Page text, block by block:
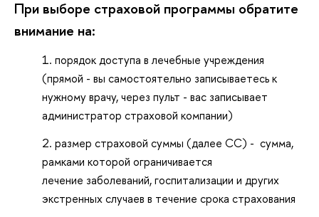
При выборе страховой программы обратите
внимание на:
порядок доступа в лечебные учреждения
(прямой - вы самостоятельно записываетесь к
нужному врачу, через пульт - вас записывает
администратор страховой компании)
размер страховой суммы (далее СС) - сумма,
рамками которой ограничивается
лечение заболеваний, госпитализации и других
экстренных случаев в течение срока страхования